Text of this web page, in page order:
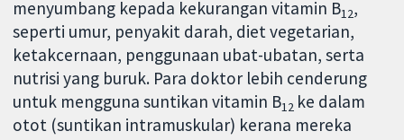
menyumbang kepada kekurangan vitamin B12,
seperti umur, penyakit darah, diet vegetarian,
ketakcernaan, penggunaan ubat-ubatan, serta
nutrisi yang buruk. Para doktor lebih cenderung
untuk mengguna suntikan vitamin B12 ke dalam
otot (suntikan intramuskular) kerana mereka